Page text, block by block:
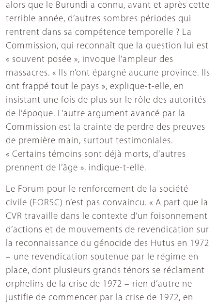
alors que le Burundi a connu, avant et après cette
terrible année, d’autres sombres périodes qui
rentrent dans sa compétence temporelle ? La
Commission, qui reconnaît que la question lui est
« souvent posée », invoque l’ampleur des
massacres. « Ils n’ont épargné aucune province. Ils
ont frappé tout le pays », explique-t-elle, en
insistant une fois de plus sur le rôle des autorités
de l’époque. L’autre argument avancé par la
Commission est la crainte de perdre des preuves
de première main, surtout testimoniales.
« Certains témoins sont déjà morts, d’autres
prennent de l’âge », indique-t-elle.
Le Forum pour le renforcement de la société
civile (FORSC) n’est pas convaincu. « A part que la
CVR travaille dans le contexte d’un foisonnement
d’actions et de mouvements de revendication sur
la reconnaissance du génocide des Hutus en 1972
– une revendication soutenue par le régime en
place, dont plusieurs grands ténors se réclament
orphelins de la crise de 1972 – rien d’autre ne
justifie de commencer par la crise de 1972, en